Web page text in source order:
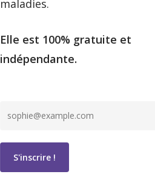
maladies.
Elle est 100% gratuite et
indépendante.